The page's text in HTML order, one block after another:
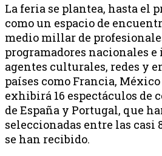
La feria se plantea, hasta el
como un espacio de
medio millar de
programadores nacionales
agentes culturales, redes y
países como Francia,
exhibirá 16 espectáculos de
de España y Portugal, que
seleccionadas entre las casi
se han recibido.